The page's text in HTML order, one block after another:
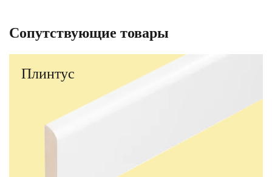
Сопутствующие товары
Плинтус